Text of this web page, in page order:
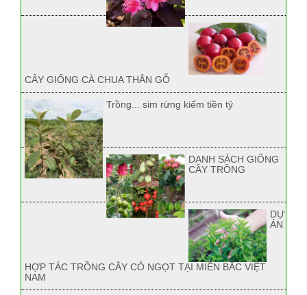
CÂY GIỐNG CÀ CHUA THÂN GỖ
Trồng... sim rừng kiếm tiền tỷ
DANH SÁCH GIỐNG
CÂY TRỒNG
DỰ
ÁN
HỢP TÁC TRỒNG CÂY CỎ NGỌT TẠI MIỀN BẮC VIỆT
NAM